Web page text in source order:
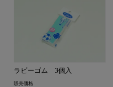
ラビーゴム 3個入
販売価格